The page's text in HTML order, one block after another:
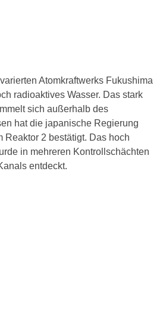
Atomkraftwerks Fukushima
radioaktives Wasser. Das stark
sich außerhalb des
hat die japanische Regierung
Reaktor 2 bestätigt. Das hoch
in mehreren Kontrollschächten
entdeckt.